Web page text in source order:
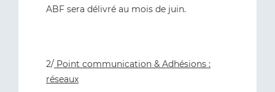
ABF sera délivré au mois de juin.
2/ Point communication & Adhésions :
réseaux